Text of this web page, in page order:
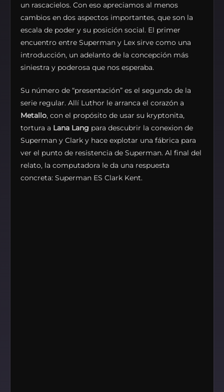
un rascacielos. Con eso apreciamos al menos
cambios en dos aspectos importantes, que son la
escala de poder y su posición social. El primer
encuentro entre Superman y Lex sirve como una
introducción, un adelanto de la concepción más
siniestra y poderosa que nos esperaba.
Su número de “presentación” es el segundo de la
serie regular. Allí Luthor le arranca el corazón a
Metallo, con el propósito de usar su kryptonita,
tortura a Lana Lang para descubrir la conexion de
Superman y Clark y hace explotar una fábrica para
ver el punto de resistencia de Superman. Al final del
relato, la computadora le da una respuesta
concreta: Superman ES Clark Kent.